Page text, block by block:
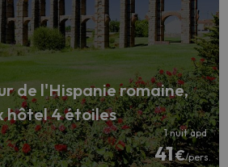
de l'Hispanie romaine,
hôtel 4 étoiles
1 nuit àpd
41€/pers.